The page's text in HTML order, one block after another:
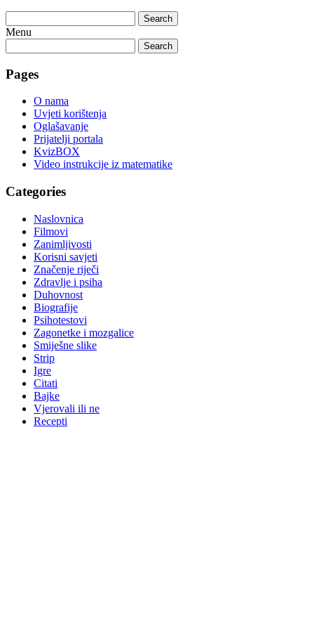
Search
Menu
Search
Pages
O nama
Uvjeti korištenja
Oglašavanje
Prijatelji portala
KvizBOX
Video instrukcije iz matematike
Categories
Naslovnica
Filmovi
Zanimljivosti
Korisni savjeti
Značenje riječi
Zdravlje i psiha
Duhovnost
Biografije
Psihotestovi
Zagonetke i mozgalice
Smiješne slike
Strip
Igre
Citati
Bajke
Vjerovali ili ne
Recepti